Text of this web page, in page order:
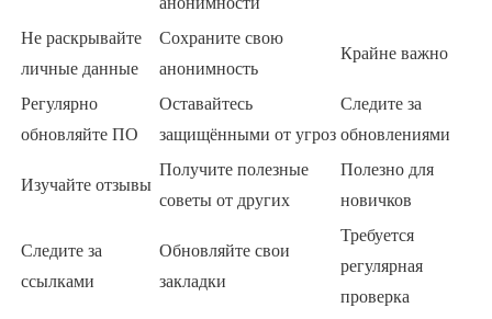
Не раскрывайте
личные данные
Сохраните свою
анонимность
Крайне важно
Регулярно
обновляйте ПО
Оставайтесь
защищёнными от угроз
Следите за
обновлениями
Изучайте отзывы
Получите полезные
советы от других
Полезно для
новичков
Следите за
ссылками
Обновляйте свои
закладки
Требуется
регулярная
проверка